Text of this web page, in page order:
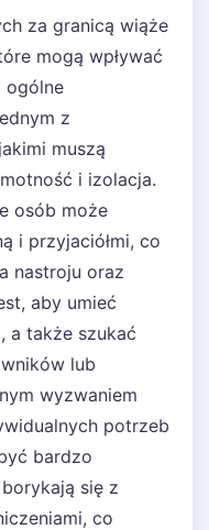
za granicą wiąże
mogą wpływać
ogólne
z
muszą
i izolacja.
osób może
i przyjaciółmi, co
nastroju oraz
aby umieć
a także szukać
lub
wyzwaniem
potrzeb
bardzo
się z
co